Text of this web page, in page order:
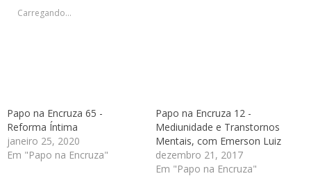
janela) janela)
Carregando...
Papo na Encruza 65 -
Reforma Íntima
janeiro 25, 2020
Em "Papo na Encruza"
Papo na Encruza 12 -
Mediunidade e Transtornos
Mentais, com Emerson Luiz
dezembro 21, 2017
Em "Papo na Encruza"